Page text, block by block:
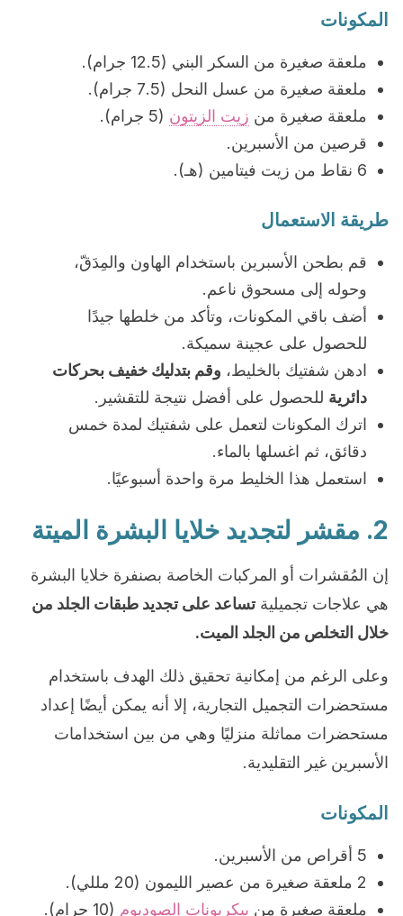
المكونات
ملعقة صغيرة من السكر البني (12.5 جرام).
ملعقة صغيرة من عسل النحل (7.5 جرام).
ملعقة صغيرة من زيت الزيتون (5 جرام).
قرصين من الأسبرين.
6 نقاط من زيت فيتامين (هـ).
طريقة الاستعمال
قم بطحن الأسبرين باستخدام الهاون والمِدَقّ،
وحوله إلى مسحوق ناعم.
أضف باقي المكونات، وتأكد من خلطها جيدًا
للحصول على عجينة سميكة.
ادهن شفتيك بالخليط، وقم بتدليك خفيف بحركات
دائرية للحصول على أفضل نتيجة للتقشير.
اترك المكونات لتعمل على شفتيك لمدة خمس
دقائق، ثم اغسلها بالماء.
استعمل هذا الخليط مرة واحدة أسبوعيًا.
2. مقشر لتجديد خلايا البشرة الميتة
إن المُقشرات أو المركبات الخاصة بصنفرة خلايا البشرة
هي علاجات تجميليةتساعد على تجديد طبقات الجلد من
خلال التخلص من الجلد الميت.
وعلى الرغم من إمكانية تحقيق ذلك الهدف باستخدام
مستحضرات التجميل التجارية، إلا أنه يمكن أيضًا إعداد
مستحضرات مماثلة منزليًا وهي من بين استخدامات
الأسبرين غير التقليدية.
المكونات
5 أقراص من الأسبرين.
2 ملعقة صغيرة من عصير الليمون (20 مللي).
ملعقة صغيرة من بيكربونات الصوديوم (10 جرام).